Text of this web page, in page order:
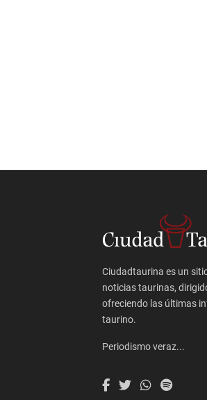
Ciudadtaurina es un
noticias taurinas,
ofreciendo las últimas
taurino.
Periodismo veraz...